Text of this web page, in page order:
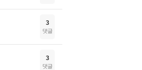
3
댓글
3
댓글